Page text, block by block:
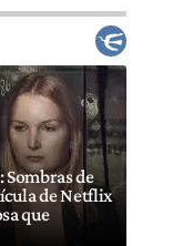
de
de Netflix
que